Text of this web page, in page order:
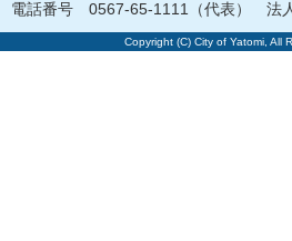
電話番号 0567-65-1111（代表） 法
Copyright (C) City of Yatomi, All